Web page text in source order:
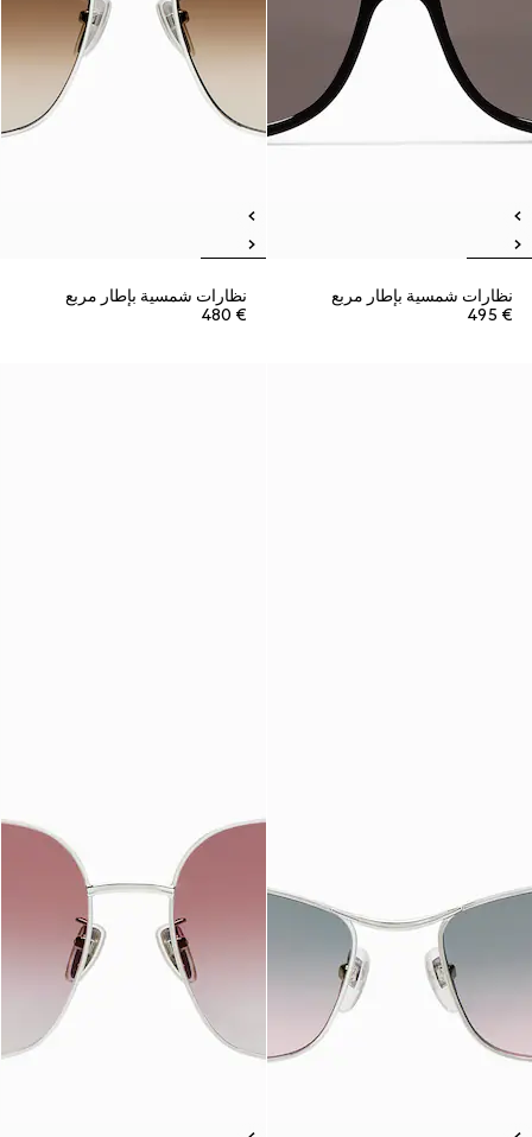
نظارات شمسية بإطار مربع
€ 495
نظارات شمسية بإطار مربع
€ 480